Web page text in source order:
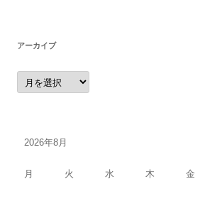
アーカイブ
ア
ー
カ
2026年8月
月 火 水 木 金